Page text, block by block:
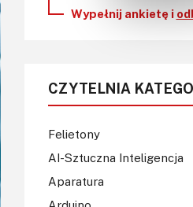
Do pobrania
Wypełnij ankietę i
CZYTELNIA
Felietony
AI-Sztuczna Inteligencja
Aparatura